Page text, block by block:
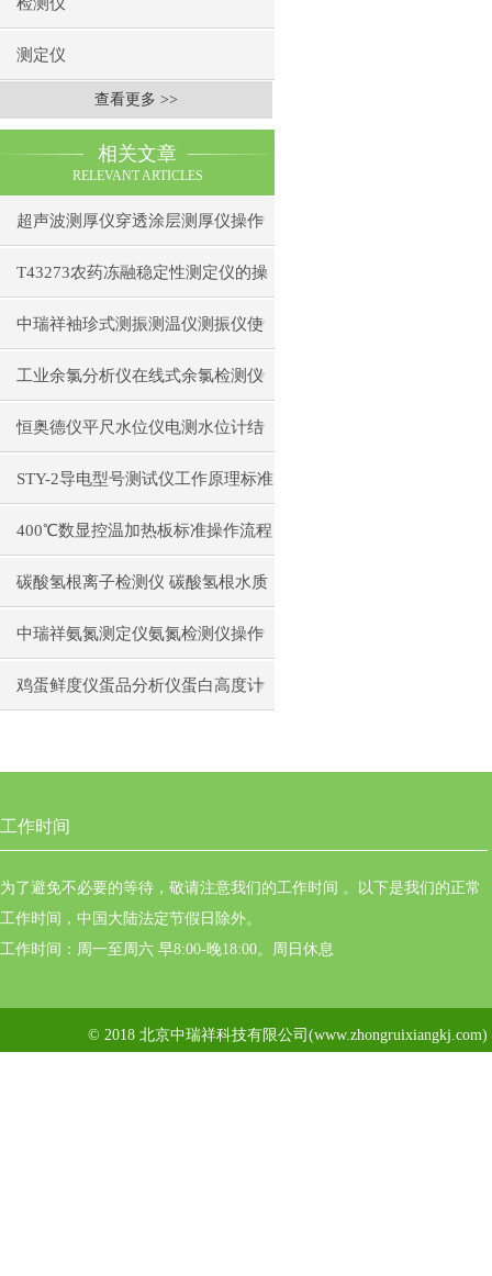
测定仪
查看更多 >>
相关文章
RELEVANT ARTICLES
超声波测厚仪穿透涂层测厚仪操作
前准备操作步骤
T43273农药冻融稳定性测定仪的操
作使用
中瑞祥袖珍式测振测温仪测振仪使
用注意事项工作原理
工业余氯分析仪在线式余氯检测仪
日常维护注意事项安装与接线步骤
恒奥德仪平尺水位仪电测水位计结
构原理操作使用
STY-2导电型号测试仪工作原理标准
操作流程
400℃数显控温加热板标准操作流程
碳酸氢根离子检测仪 碳酸氢根水质
测定仪操作使用
中瑞祥氨氮测定仪氨氮检测仪操作
前准备使用注意事项
鸡蛋鲜度仪蛋品分析仪蛋白高度计
工作时间
为了避免不必要的等待，敬请注意我们的工作时间 。以下是我们的正常
工作时间，中国大陆法定节假日除外。
工作时间：周一至周六 早8:00-晚18:00。周日休息
© 2018 北京中瑞祥科技有限公司